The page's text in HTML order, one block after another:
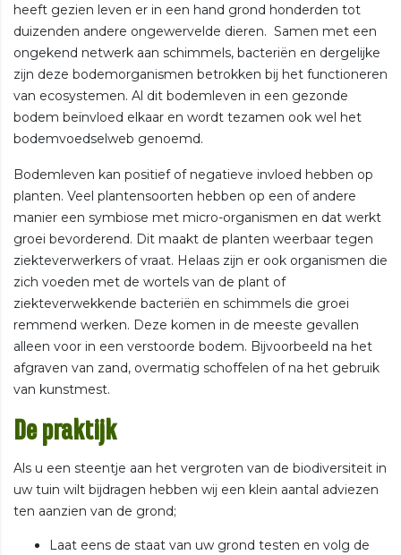
heeft gezien leven er in een hand grond honderden tot
duizenden andere ongewervelde dieren. Samen met een
ongekend netwerk aan schimmels, bacteriën en dergelijke
zijn deze bodemorganismen betrokken bij het functioneren
van ecosystemen. Al dit bodemleven in een gezonde
bodem beïnvloed elkaar en wordt tezamen ook wel het
bodemvoedselweb genoemd.
Bodemleven kan positief of negatieve invloed hebben op
planten. Veel plantensoorten hebben op een of andere
manier een symbiose met micro-organismen en dat werkt
groei bevorderend. Dit maakt de planten weerbaar tegen
ziekteverwerkers of vraat. Helaas zijn er ook organismen die
zich voeden met de wortels van de plant of
ziekteverwekkende bacteriën en schimmels die groei
remmend werken. Deze komen in de meeste gevallen
alleen voor in een verstoorde bodem. Bijvoorbeeld na het
afgraven van zand, overmatig schoffelen of na het gebruik
van kunstmest.
De praktijk
Als u een steentje aan het vergroten van de biodiversiteit in
uw tuin wilt bijdragen hebben wij een klein aantal adviezen
ten aanzien van de grond;
Laat eens de staat van uw grond testen en volg de